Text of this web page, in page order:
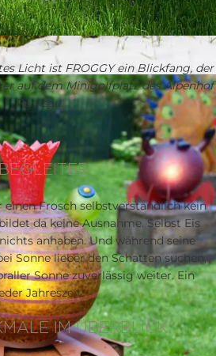
Licht ist FROGGY ein Blickfang, der
auf dem Minigolfplatz des Alpenhof
Pertisau.
einen Frosch selbstverständlich kein
da keine Ausnahme. Selbst Eis
anhaben. Und während seine
Sonne lieber den Schatten suchen,
Sonne zuverlässig weiter. Ein
Jahreszeit.
IM ÜBERBLICK: